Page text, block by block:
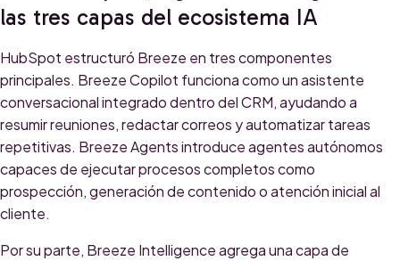
las tres capas del ecosistema IA
HubSpot estructuró Breeze en tres componentes
principales. Breeze Copilot funciona como un asistente
conversacional integrado dentro del CRM, ayudando a
resumir reuniones, redactar correos y automatizar tareas
repetitivas. Breeze Agents introduce agentes autónomos
capaces de ejecutar procesos completos como
prospección, generación de contenido o atención inicial al
cliente.
Por su parte, Breeze Intelligence agrega una capa de